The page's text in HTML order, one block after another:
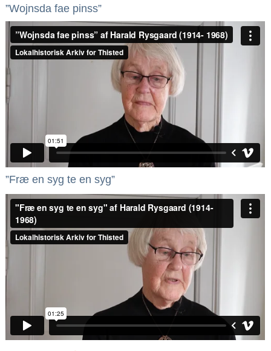
”Wojnsda fae pinss”
”Fræ en syg te en syg”